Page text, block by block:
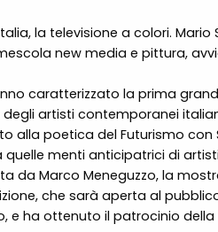
la televisione a colori.
new media e pittura,
caratterizzato la prima
artisti contemporanei
alla poetica del Futurismo
quelle menti anticipatrici di
da Marco Meneguzzo, la
che sarà aperta al
e ha ottenuto il patrocinio della